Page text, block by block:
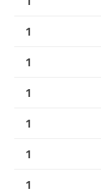
1
1
1
1
1
1